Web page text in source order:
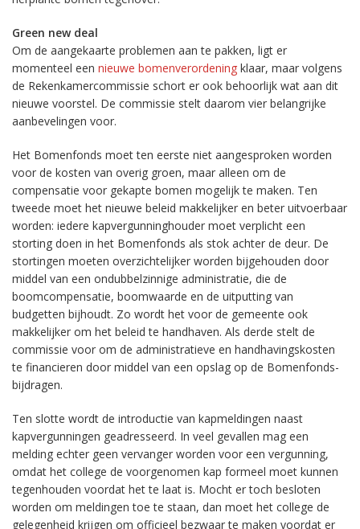
Green new deal
Om de aangekaarte problemen aan te pakken, ligt er
momenteel een nieuwe bomenverordening klaar, maar volgens
de Rekenkamercommissie schort er ook behoorlijk wat aan dit
nieuwe voorstel. De commissie stelt daarom vier belangrijke
aanbevelingen voor.
Het Bomenfonds moet ten eerste niet aangesproken worden
voor de kosten van overig groen, maar alleen om de
compensatie voor gekapte bomen mogelijk te maken. Ten
tweede moet het nieuwe beleid makkelijker en beter uitvoerbaar
worden: iedere kapvergunninghouder moet verplicht een
storting doen in het Bomenfonds als stok achter de deur. De
stortingen moeten overzichtelijker worden bijgehouden door
middel van een ondubbelzinnige administratie, die de
boomcompensatie, boomwaarde en de uitputting van
budgetten bijhoudt. Zo wordt het voor de gemeente ook
makkelijker om het beleid te handhaven. Als derde stelt de
commissie voor om de administratieve en handhavingskosten
te financieren door middel van een opslag op de Bomenfonds-
bijdragen.
Ten slotte wordt de introductie van kapmeldingen naast
kapvergunningen geadresseerd. In veel gevallen mag een
melding echter geen vervanger worden voor een vergunning,
omdat het college de voorgenomen kap formeel moet kunnen
tegenhouden voordat het te laat is. Mocht er toch besloten
worden om meldingen toe te staan, dan moet het college de
gelegenheid krijgen om officieel bezwaar te maken voordat er